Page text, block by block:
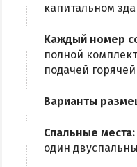
ЭКСКУРСИИ И
Острова Дзендзик
Приазовский
ПРОЕЗД
Маршрутки
капитальном
Каждый номер
полной
подачей
Варианты
Спальные места:
один